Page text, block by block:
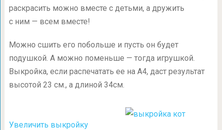
раскрасить можно вместе с детьми, а дружить
с ним — всем вместе!
Можно сшить его побольше и пусть он будет
подушкой. А можно поменьше — тогда игрушкой.
Выкройка, если распечатать ее на А4, даст результат
высотой 23 см., а длиной 34см.
Увеличить выкройку